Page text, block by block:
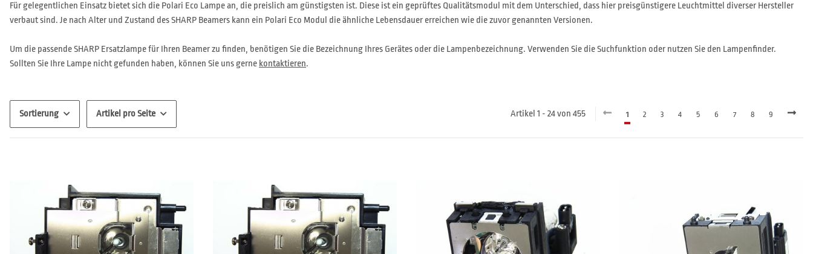
Für gelegentlichen Einsatz bietet sich die Polari Eco Lampe an, die preislich am günstigsten ist. Diese ist ein geprüftes Qualitätsmodul mit dem Unterschied, dass hier preisgünstigere Leuchtmittel diverser Hersteller
verbaut sind. Je nach Alter und Zustand des SHARP Beamers kann ein Polari Eco Modul die ähnliche Lebensdauer erreichen wie die zuvor genannten Versionen.
Um die passende SHARP Ersatzlampe für Ihren Beamer zu finden, benötigen Sie die Bezeichnung Ihres Gerätes oder die Lampenbezeichnung. Verwenden Sie die Suchfunktion oder nutzen Sie den Lampenfinder.
Sollten Sie Ihre Lampe nicht gefunden haben, können Sie uns gerne kontaktieren.
Sortierung Artikel pro Seite Artikel 1 - 24 von 455 1 2 3 4 5 6 7 8 9